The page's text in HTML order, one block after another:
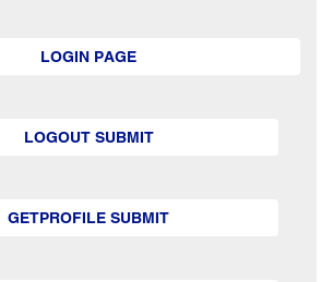
LOGIN PAGE
LOGOUT SUBMIT
GETPROFILE SUBMIT